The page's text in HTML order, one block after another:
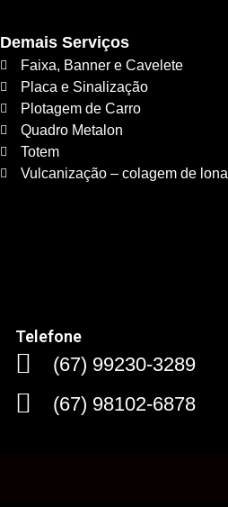
Demais Serviços
Faixa, Banner e Cavelete
Placa e Sinalização
Plotagem de Carro
Quadro Metalon
Totem
Vulcanização – colagem de lona
Telefone
(67) 99230-3289
(67) 98102-6878